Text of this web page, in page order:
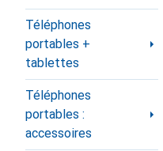
Téléphones
portables +
tablettes
Téléphones
portables :
accessoires